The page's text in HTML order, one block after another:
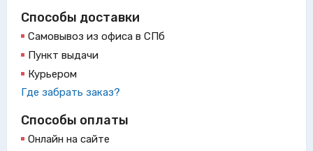
Способы доставки
Самовывоз из офиса в СПб
Пункт выдачи
Курьером
Где забрать заказ?
Способы оплаты
Онлайн на сайте